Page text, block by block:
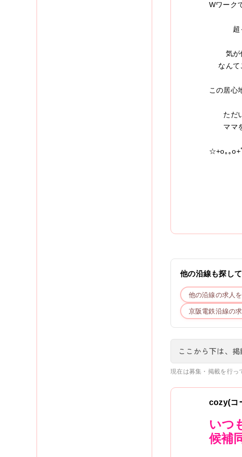
Wワーク
超～気
気が付
なんて
この居心
ただい
ママを
☆+o｡｡o+
他の沿線も探し
他の沿線の求人
京阪電鉄沿線の
ここから下は、
現在は募集・掲載を行っ
cozy(コ
いつ
候補